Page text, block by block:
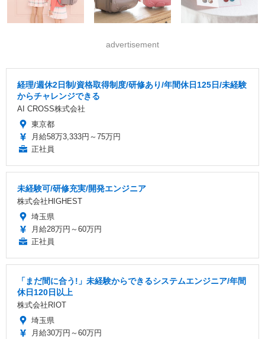
advertisement
経理/週休2日制/資格取得制度/研修あり/年間休日125日/未経験
からチャレンジできる
AI CROSS株式会社
東京都
月給58万3,333円～75万円
正社員
未経験可/研修充実/開発エンジニア
株式会社HIGHEST
埼玉県
月給28万円～60万円
正社員
「まだ間に合う!」未経験からできるシステムエンジニア/年間
休日120日以上
株式会社RIOT
埼玉県
月給30万円～60万円